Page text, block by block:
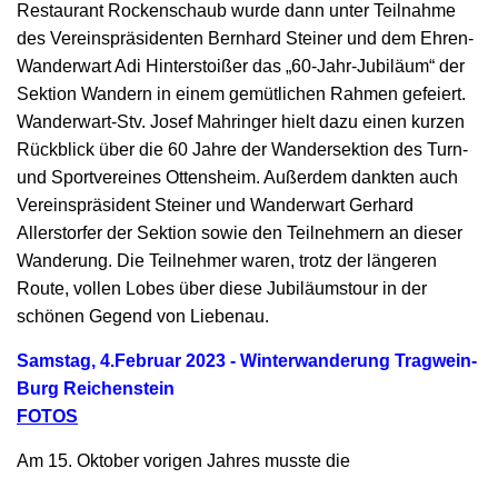
Restaurant Rockenschaub wurde dann unter Teilnahme
des Vereinspräsidenten Bernhard Steiner und dem Ehren-
Wanderwart Adi Hinterstoißer das „60-Jahr-Jubiläum“ der
Sektion Wandern in einem gemütlichen Rahmen gefeiert.
Wanderwart-Stv. Josef Mahringer hielt dazu einen kurzen
Rückblick über die 60 Jahre der Wandersektion des Turn-
und Sportvereines Ottensheim. Außerdem dankten auch
Vereinspräsident Steiner und Wanderwart Gerhard
Allerstorfer der Sektion sowie den Teilnehmern an dieser
Wanderung. Die Teilnehmer waren, trotz der längeren
Route, vollen Lobes über diese Jubiläumstour in der
schönen Gegend von Liebenau.
Samstag, 4.Februar 2023 - Winterwanderung Tragwein-
Burg Reichenstein
FOTOS
Am 15. Oktober vorigen Jahres musste die